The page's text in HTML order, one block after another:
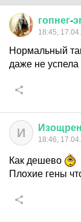
гопнег-
18:45,
Нормальный
даже не успела
И 18:46,
Как дешево
Плохие гены